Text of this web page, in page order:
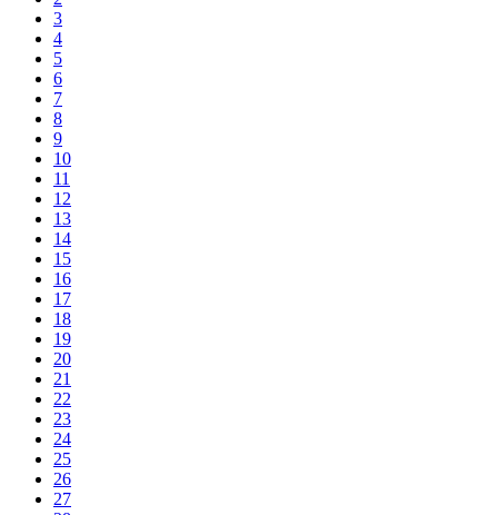
3
4
5
6
7
8
9
10
11
12
13
14
15
16
17
18
19
20
21
22
23
24
25
26
27